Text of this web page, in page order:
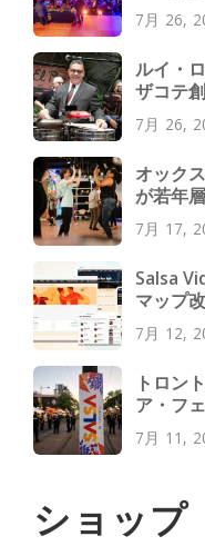
7月 26,
ルイ・
ザコテ
7月 26,
オック
が若年
発見
7月 17,
Salsa
マップ
7月 12,
トロン
ア・フ
人負傷
7月 11,
ショップ